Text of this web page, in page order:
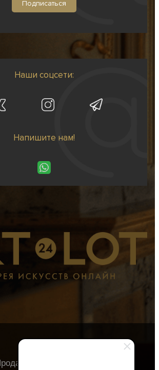
Наши соцсети:
Напишите нам!